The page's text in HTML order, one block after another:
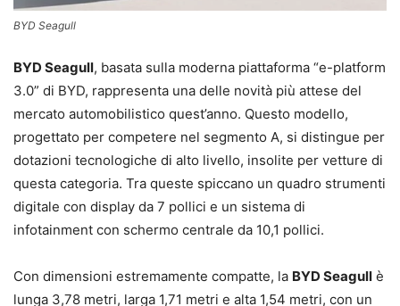
BYD Seagull
BYD Seagull, basata sulla moderna piattaforma “e-platform
3.0” di BYD, rappresenta una delle novità più attese del
mercato automobilistico quest’anno. Questo modello,
progettato per competere nel segmento A, si distingue per
dotazioni tecnologiche di alto livello, insolite per vetture di
questa categoria. Tra queste spiccano un quadro strumenti
digitale con display da 7 pollici e un sistema di
infotainment con schermo centrale da 10,1 pollici.
Con dimensioni estremamente compatte, la BYD Seagull è
lunga 3,78 metri, larga 1,71 metri e alta 1,54 metri, con un